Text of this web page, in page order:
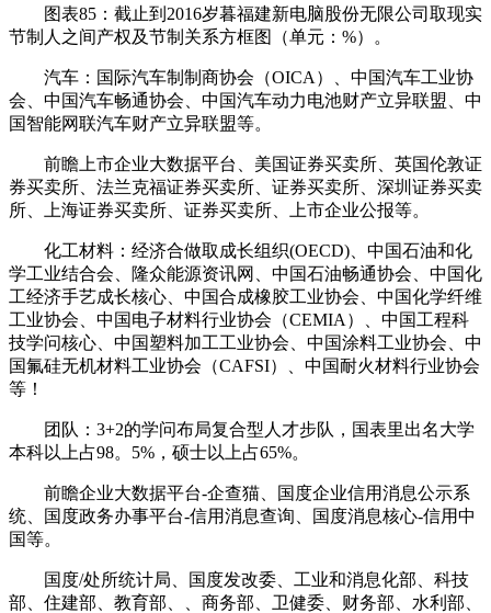
图表85：截止到2016岁暮福建新电脑股份无限公司取现实
节制人之间产权及节制关系方框图（单元：%）。
汽车：国际汽车制制商协会（OICA）、中国汽车工业协
会、中国汽车畅通协会、中国汽车动力电池财产立异联盟、中
国智能网联汽车财产立异联盟等。
前瞻上市企业大数据平台、美国证券买卖所、英国伦敦证
券买卖所、法兰克福证券买卖所、证券买卖所、深圳证券买卖
所、上海证券买卖所、证券买卖所、上市企业公报等。
化工材料：经济合做取成长组织(OECD)、中国石油和化
学工业结合会、隆众能源资讯网、中国石油畅通协会、中国化
工经济手艺成长核心、中国合成橡胶工业协会、中国化学纤维
工业协会、中国电子材料行业协会（CEMIA）、中国工程科
技学问核心、中国塑料加工工业协会、中国涂料工业协会、中
国氟硅无机材料工业协会（CAFSI）、中国耐火材料行业协会
等！
团队：3+2的学问布局复合型人才步队，国表里出名大学
本科以上占98。5%，硕士以上占65%。
前瞻企业大数据平台-企查猫、国度企业信用消息公示系
统、国度政务办事平台-信用消息查询、国度消息核心-信用中
国等。
国度/处所统计局、国度发改委、工业和消息化部、科技
部、住建部、教育部、、商务部、卫健委、财务部、水利部、